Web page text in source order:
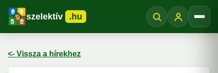
szelektív .hu
<- Vissza a hírekhez